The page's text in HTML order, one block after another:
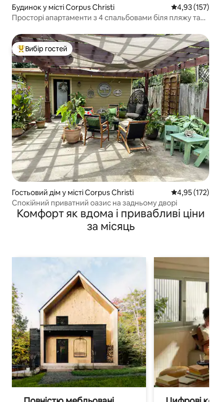
Будинок у місті Corpus Christi Середня
4,93 (157)
Просторі апартаменти з 4 спальбовами біля пляжу та
Топ вибір гостей
Вибір гостей
Гостьовий дім у місті Corpus Christi Середня
4,95 (172)
Спокійний приватний оазис на задньому дворі
Комфорт як вдома і привабливі ціни
за місяць